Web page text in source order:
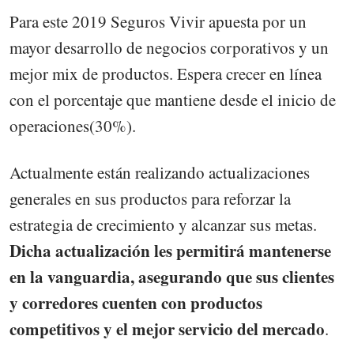
Para este 2019 Seguros Vivir apuesta por un
mayor desarrollo de negocios corporativos y un
mejor mix de productos. Espera crecer en línea
con el porcentaje que mantiene desde el inicio de
operaciones(30%).
Actualmente están realizando actualizaciones
generales en sus productos para reforzar la
estrategia de crecimiento y alcanzar sus metas.
Dicha actualización les permitirá mantenerse
en la vanguardia, asegurando que sus clientes
y corredores cuenten con productos
competitivos y el mejor servicio del mercado.